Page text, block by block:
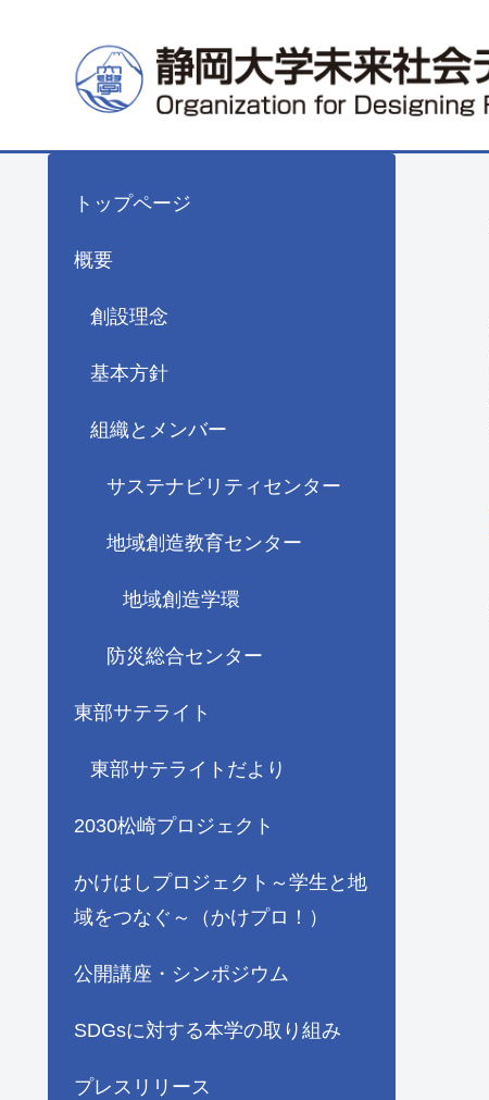
トップページ
概要
創設理念
基本方針
組織とメンバー
サステナビリティセンター
地域創造教育センター
地域創造学環
防災総合センター
東部サテライト
東部サテライトだより
2030松崎プロジェクト
かけはしプロジェクト～学生と地
域をつなぐ～（かけプロ！）
公開講座・シンポジウム
SDGsに対する本学の取り組み
プレスリリース